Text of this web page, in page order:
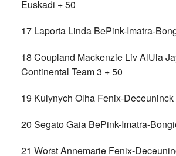
Euskadi + 50
17 Laporta Linda BePink-Imatra-
18 Coupland Mackenzie Liv AlUla
Continental Team3 + 50
19 Kulynych Olha Fenix-Deceuninck
20 Segato Gaia BePink-Imatra-
21 Worst Annemarie Fenix-